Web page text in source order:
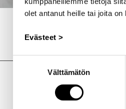
olet antanut heille tai joita
Evästeet >
Suostumuksen
Välttämätön